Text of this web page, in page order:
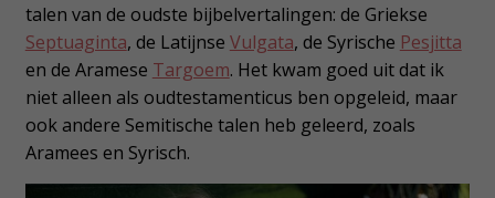
talen van de oudste bijbelvertalingen: de Griekse
Septuaginta, de Latijnse Vulgata, de Syrische Pesjitta
en de Aramese Targoem. Het kwam goed uit dat ik
niet alleen als oudtestamenticus ben opgeleid, maar
ook andere Semitische talen heb geleerd, zoals
Aramees en Syrisch.